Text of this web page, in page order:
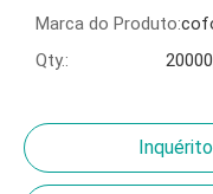
Marca do Produto:
Qty.:
Inquérito